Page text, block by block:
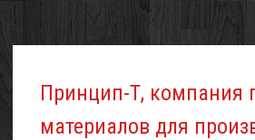
Принцип-Т, компания
материалов для